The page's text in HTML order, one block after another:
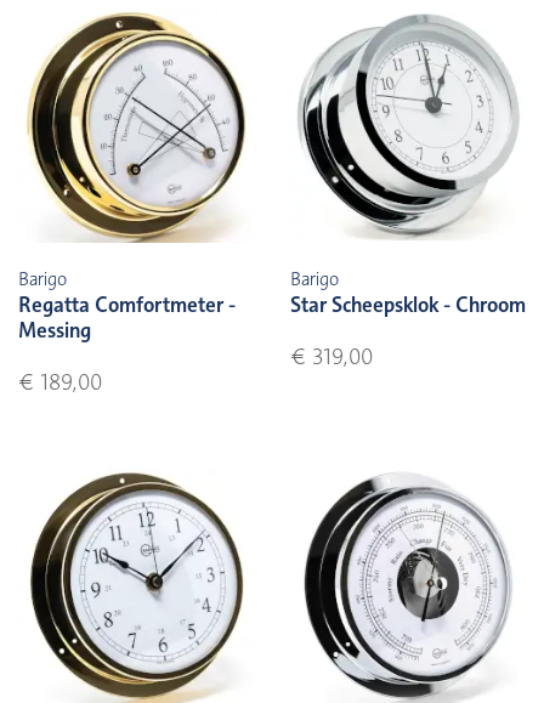
Barigo
Regatta Comfortmeter -
Messing
€ 189,00
Barigo
Star Scheepsklok - Chroom
€ 319,00